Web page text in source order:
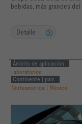
bebidas, más grandes del
Detalle
Ámbito de aplicación
Laboratorios
Continente | país
Norteamérica | México